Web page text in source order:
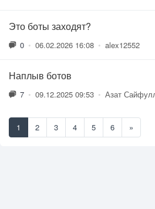
Это боты заходят?
0 • 06.02.2026 16:08 • alex12552
Наплыв ботов
7 • 09.12.2025 09:53 • Азат
1 2 3 4 5 6 »